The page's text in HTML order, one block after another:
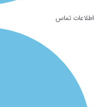
اطلاعات تماس